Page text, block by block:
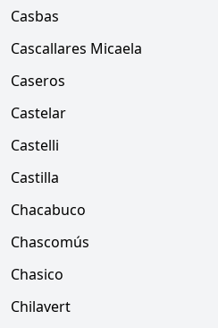
Casbas
Cascallares Micaela
Caseros
Castelar
Castelli
Castilla
Chacabuco
Chascomús
Chasico
Chilavert